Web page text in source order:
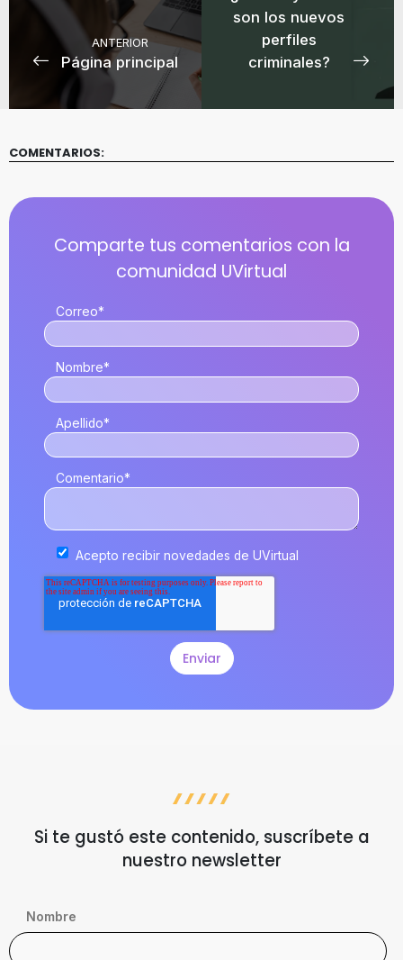
ANTERIOR
Página principal
son los nuevos
perfiles
criminales?
COMENTARIOS:
Correo*
Nombre*
Apellido*
Comentario*
Acepto recibir novedades de UVirtual
Si te gustó este contenido, suscríbete a
nuestro newsletter
Nombre